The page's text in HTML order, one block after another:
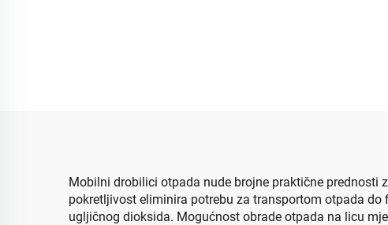
Mobilni drobilici otpada nude brojne praktične
pokretljivost eliminira potrebu za transportom otpada
ugljičnog dioksida. Mogućnost obrade otpada na licu